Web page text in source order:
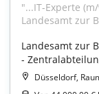
"...IT-Experte
Landesamt zur
Landesamt zur
-
Düsseldorf,